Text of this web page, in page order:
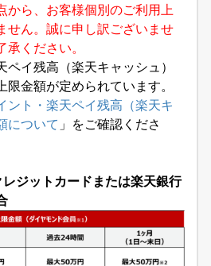
ら、お客様個別のご利用上
せん。誠に申し訳ございませ
承ください。
イ残高（楽天キャッシュ）
金額が定められています。
ント・楽天ペイ残高（楽天キ
について 」をご確認くださ
ジットカードまたは楽天銀行